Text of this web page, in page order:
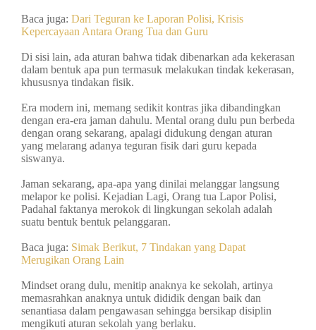
Baca juga: Dari Teguran ke Laporan Polisi, Krisis
Kepercayaan Antara Orang Tua dan Guru
Di sisi lain, ada aturan bahwa tidak dibenarkan ada kekerasan
dalam bentuk apa pun termasuk melakukan tindak kekerasan,
khususnya tindakan fisik.
Era modern ini, memang sedikit kontras jika dibandingkan
dengan era-era jaman dahulu. Mental orang dulu pun berbeda
dengan orang sekarang, apalagi didukung dengan aturan
yang melarang adanya teguran fisik dari guru kepada
siswanya.
Jaman sekarang, apa-apa yang dinilai melanggar langsung
melapor ke polisi. Kejadian Lagi, Orang tua Lapor Polisi,
Padahal faktanya merokok di lingkungan sekolah adalah
suatu bentuk bentuk pelanggaran.
Baca juga: Simak Berikut, 7 Tindakan yang Dapat
Merugikan Orang Lain
Mindset orang dulu, menitip anaknya ke sekolah, artinya
memasrahkan anaknya untuk dididik dengan baik dan
senantiasa dalam pengawasan sehingga bersikap disiplin
mengikuti aturan sekolah yang berlaku.